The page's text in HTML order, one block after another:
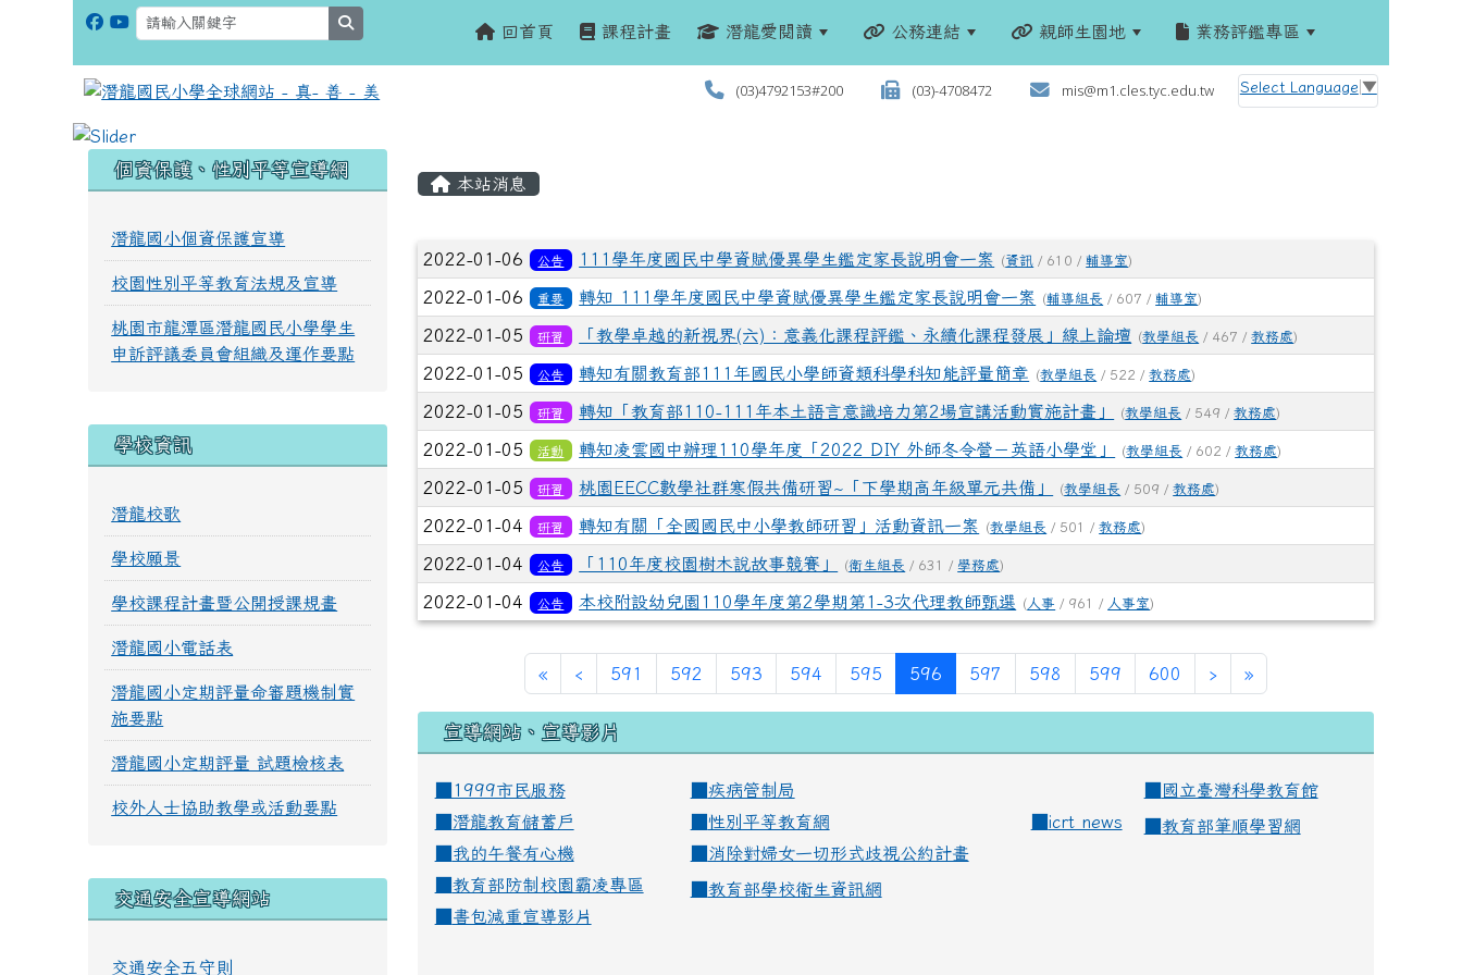
回首頁 課程計畫 潛龍愛閱讀 公務連結 親師生園地 業務評鑑專區
(03)4792153#200 (03)-4708472 mis@m1.cles.tyc.edu.tw Select Language ▼
本站消息
文章列表
2022-01-06 公告 111學年度國民中學資賦優異學生鑑定家長說明會一案 (資訊 / 610 /輔導室)
2022-01-06 重要 轉知 111學年度國民中學資賦優異學生鑑定家長說明會一案 (輔導組長 / 607 /輔導室)
2022-01-05 研習 「教學卓越的新視界(六)：意義化課程評鑑、永續化課程發展」線上論壇 (教學組長 / 467 /教務處)
2022-01-05 公告 轉知有關教育部111年國民小學師資類科學科知能評量簡章 (教學組長 / 522 /教務處)
2022-01-05 研習 轉知「教育部110-111年本土語言意識培力第2場宣講活動實施計畫」 (教學組長 / 549 /教務處)
2022-01-05 活動 轉知凌雲國中辦理110學年度「2022 DIY 外師冬令營－英語小學堂」 (教學組長 / 602 /教務處)
2022-01-05 研習 桃園EECC數學社群寒假共備研習~「下學期高年級單元共備」 (教學組長 / 509 /教務處)
2022-01-04 研習 轉知有關「全國國民中小學教師研習」活動資訊一案 (教學組長 / 501 /教務處)
2022-01-04 公告 「110年度校園樹木說故事競賽」 (衛生組長 / 631 / 學務處)
2022-01-04 公告 本校附設幼兒園110學年度第2學期第1-3次代理教師甄選 ( 人事 / 961 / 人事室)
« ‹ 591 592 593 594 595 596(current)
597 598 599 600 › »
宣導網站、宣導影片
■1999市民服務 疾病管制局
國立臺灣科學教育館
潛龍教育儲蓄戶 性別平等教育網 icrt news
教育部筆順學習網
我的午餐有心機
消除對婦女一切形式歧視公約計畫
教育部防制校園霸凌專區
教育部學校衛生資訊網
書包減重宣導影片
個資保護、性別平等宣導網
潛龍國小個資保護宣導
校園性別平等教育法規及宣導
桃園市龍潭區潛龍國民小學學生
申訴評議委員會組織及運作要點
學校資訊
潛龍校歌
學校願景
學校課程計畫暨公開授課規畫
潛龍國小電話表
潛龍國小定期評量命審題機制實
施要點
潛龍國小定期評量 試題檢核表
校外人士協助教學或活動要點
交通安全宣導網站
交通安全五守則